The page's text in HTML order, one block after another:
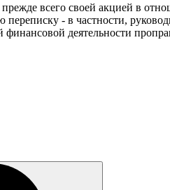
всего своей акцией в
- в частности,
деятельности